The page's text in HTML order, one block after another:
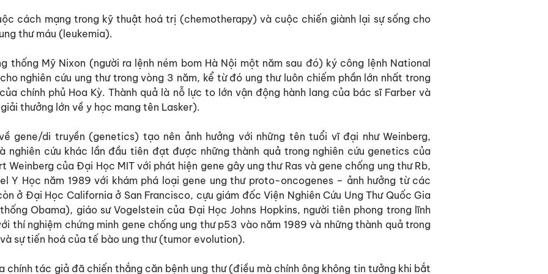
cách mạng trong kỹ thuật hoá trị (chemotherapy) và cuộc chiến giành lại sự sống cho
thư máu (leukemia).
thống Mỹ Nixon (người ra lệnh ném bom Hà Nội một năm sau đó) ký công lệnh National
nghiên cứu ung thư trong vòng 3 năm, kể từ đó ung thư luôn chiếm phần lớn nhất trong
chính phủ Hoa Kỳ. Thành quả là nỗ lực to lớn vận động hành lang của bác sĩ Farber và
thưởng lớn về y học mang tên Lasker).
gene/di truyền (genetics) tạo nên ảnh hưởng với những tên tuổi vĩ đại như Weinberg,
nghiên cứu khác lần đầu tiên đạt được những thành quả trong nghiên cứu genetics của
Weinberg của Đại Học MIT với phát hiện gene gây ung thư Ras và gene chống ung thư Rb,
Y Học năm 1989 với khám phá loại gene ung thư proto-oncogenes – ảnh hưởng từ các
ở Đại Học California ở San Francisco, cựu giám đốc Viện Nghiên Cứu Ung Thư Quốc Gia
Obama), giáo sư Vogelstein của Đại Học Johns Hopkins, người tiên phong trong lĩnh
thí nghiệm chứng minh gene chống ung thư p53 vào năm 1989 và những thành quả trong
sự tiến hoá của tế bào ung thư (tumor evolution).
chính tác giả đã chiến thắng căn bệnh ung thư (điều mà chính ông không tin tưởng khi bắt